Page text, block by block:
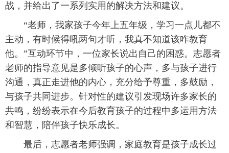
战，并给出了一系列实用的解决方法和建议。
“老师，我家孩子今年上五年级，学习一点儿都不
主动，有时候得吼两句才听，我真不知道该咋教育
他。”互动环节中，一位家长说出自己的困惑。志愿者
老师的指导意见是多倾听孩子的心声，多与孩子进行
沟通，真正走进他的内心，充分给予尊重，多鼓励，
与孩子共同进步。针对性的建议引发现场许多家长的
共鸣，纷纷表示在今后教育孩子的过程中多运用方法
和智慧，陪伴孩子快乐成长。
最后，志愿者老师强调，家庭教育是孩子成长过